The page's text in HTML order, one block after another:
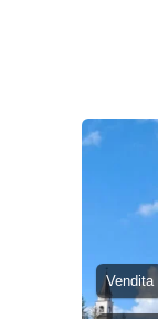
Vendita